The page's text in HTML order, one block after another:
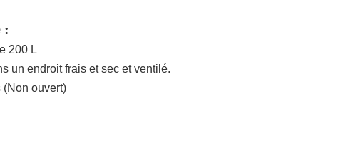
:
200 L
un endroit frais et sec et ventilé.
(Non ouvert)